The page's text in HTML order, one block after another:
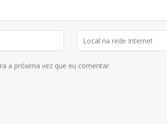
a próxima vez que eu comentar.